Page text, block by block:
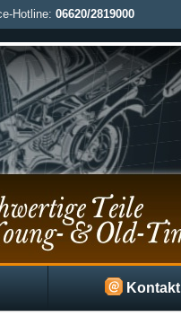
Hotline: 06620/2819000
Kontakt